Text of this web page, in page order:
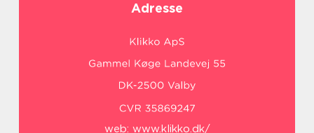
Adresse
web: www.klikko.dk/